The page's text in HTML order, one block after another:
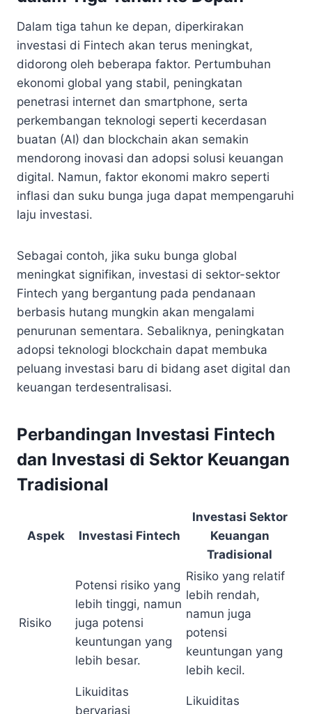
Dalam tiga tahun ke depan, diperkirakan
investasi di Fintech akan terus meningkat,
didorong oleh beberapa faktor. Pertumbuhan
ekonomi global yang stabil, peningkatan
penetrasi internet dan smartphone, serta
perkembangan teknologi seperti kecerdasan
buatan (AI) dan blockchain akan semakin
mendorong inovasi dan adopsi solusi keuangan
digital. Namun, faktor ekonomi makro seperti
inflasi dan suku bunga juga dapat mempengaruhi
laju investasi.
Sebagai contoh, jika suku bunga global
meningkat signifikan, investasi di sektor-sektor
Fintech yang bergantung pada pendanaan
berbasis hutang mungkin akan mengalami
penurunan sementara. Sebaliknya, peningkatan
adopsi teknologi blockchain dapat membuka
peluang investasi baru di bidang aset digital dan
keuangan terdesentralisasi.
Perbandingan Investasi Fintech
dan Investasi di Sektor Keuangan
Tradisional
Aspek Investasi Fintech
Investasi Sektor
Keuangan
Tradisional
Risiko
Potensi risiko yang
lebih tinggi, namun
juga potensi
keuntungan yang
lebih besar.
Risiko yang relatif
lebih rendah,
namun juga
potensi
keuntungan yang
lebih kecil.
Likuiditas
bervariasi
Likuiditas